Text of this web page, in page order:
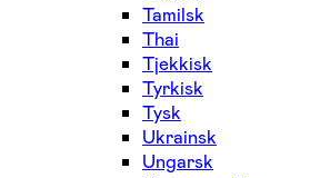
Tamilsk
Thai
Tjekkisk
Tyrkisk
Tysk
Ukrainsk
Ungarsk